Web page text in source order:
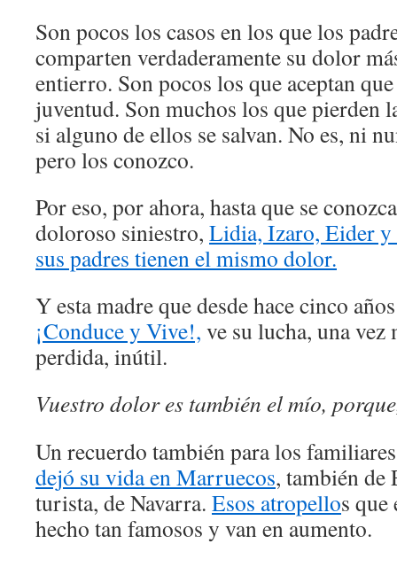
Son pocos los casos en los que los
comparten verdaderamente su dolor
entierro. Son pocos los que aceptan
juventud. Son muchos los que pierden
si alguno de ellos se salvan. No es, ni
pero los conozco.
Por eso, por ahora, hasta que se
doloroso siniestro, Lidia, Izaro, Eider y
sus padres tienen el mismo dolor.
Y esta madre que desde hace cinco
¡Conduce y Vive!, ve su lucha, una
perdida, inútil.
Vuestro dolor es también el mío,
Un recuerdo también para los
dejó su vida en Marruecos, también de
turista, de Navarra. Esos atropellos que
hecho tan famosos y van en aumento.